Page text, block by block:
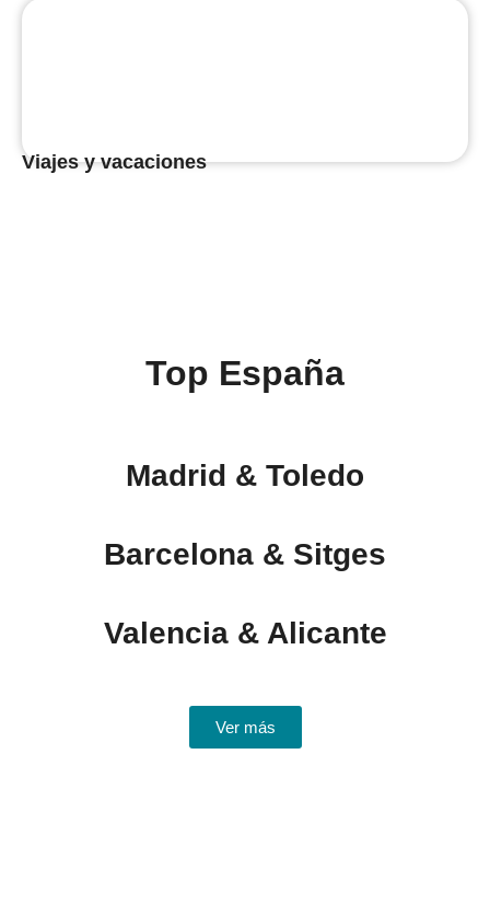
Viajes y vacaciones
Top España
Madrid & Toledo
Barcelona & Sitges
Valencia & Alicante
Ver más